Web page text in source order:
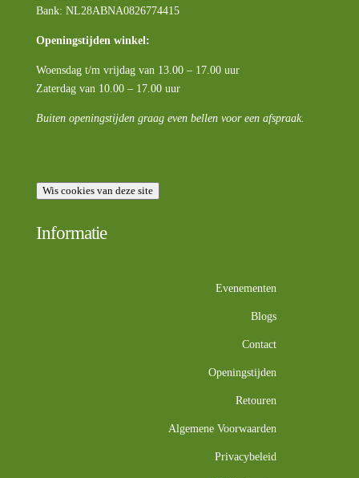
Bank: NL28ABNA0826774415
Openingstijden winkel:
Woensdag t/m vrijdag van 13.00 – 17.00 uur
Zaterdag van 10.00 – 17.00 uur
Buiten openingstijden graag even bellen voor een afspraak.
Wis cookies van deze site
Informatie
Evenementen
Blogs
Contact
Openingstijden
Retouren
Algemene Voorwaarden
Privacybeleid